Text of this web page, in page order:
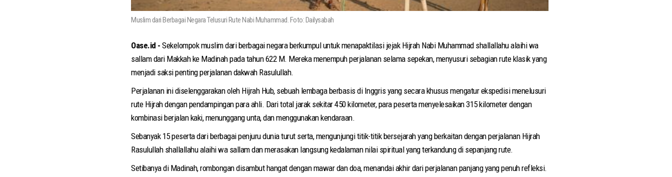
Muslim dari Berbagai Negara Telusuri Rute Nabi Muhammad. Foto: Dailysabah
Oase.id - Sekelompok muslim dari berbagai negara berkumpul untuk menapaktilasi jejak Hijrah Nabi Muhammad shallallahu alaihi wa
sallam dari Makkah ke Madinah pada tahun 622 M. Mereka menempuh perjalanan selama sepekan, menyusuri sebagian rute klasik yang
menjadi saksi penting perjalanan dakwah Rasulullah.
Perjalanan ini diselenggarakan oleh Hijrah Hub, sebuah lembaga berbasis di Inggris yang secara khusus mengatur ekspedisi menelusuri
rute Hijrah dengan pendampingan para ahli. Dari total jarak sekitar 450 kilometer, para peserta menyelesaikan 315 kilometer dengan
kombinasi berjalan kaki, menunggang unta, dan menggunakan kendaraan.
Sebanyak 15 peserta dari berbagai penjuru dunia turut serta, mengunjungi titik-titik bersejarah yang berkaitan dengan perjalanan Hijrah
Rasulullah shallallahu alaihi wa sallam dan merasakan langsung kedalaman nilai spiritual yang terkandung di sepanjang rute.
Setibanya di Madinah, rombongan disambut hangat dengan mawar dan doa, menandai akhir dari perjalanan panjang yang penuh refleksi.